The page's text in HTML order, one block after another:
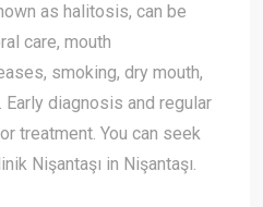
as halitosis, can be
care, mouth
smoking, dry mouth,
diagnosis and regular
treatment. You can seek
Nişantaşı in Nişantaşı.